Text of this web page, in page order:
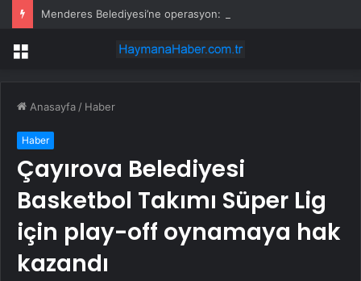
Menü
Anasayfa / Haber
Haber
Çayırova Belediyesi
Basketbol Takımı Süper Lig
için play-off oynamaya hak
kazandı